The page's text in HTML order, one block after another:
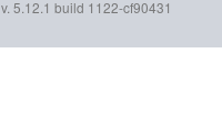
v. 5.12.1 build 1122-cf90431